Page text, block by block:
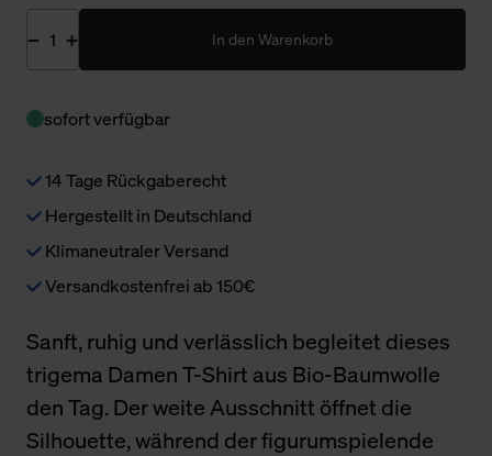
In den Warenkorb
sofort verfügbar
14 Tage Rückgaberecht
Hergestellt in Deutschland
Klimaneutraler Versand
Versandkostenfrei ab 150€
Sanft, ruhig und verlässlich begleitet dieses
trigema Damen T-Shirt aus Bio-Baumwolle
den Tag. Der weite Ausschnitt öffnet die
Silhouette, während der figurumspielende